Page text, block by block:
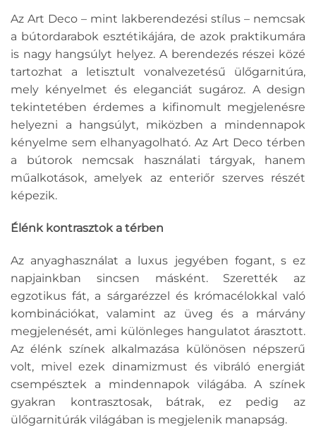
Az Art Deco – mint lakberendezési stílus – nemcsak
a bútordarabok esztétikájára, de azok praktikumára
is nagy hangsúlyt helyez. A berendezés részei közé
tartozhat a letisztult vonalvezetésű ülőgarnitúra,
mely kényelmet és eleganciát sugároz. A design
tekintetében érdemes a kifinomult megjelenésre
helyezni a hangsúlyt, miközben a mindennapok
kényelme sem elhanyagolható. Az Art Deco térben
a bútorok nemcsak használati tárgyak, hanem
műalkotások, amelyek az enteriőr szerves részét
képezik.
Élénk kontrasztok a térben
Az anyaghasználat a luxus jegyében fogant, s ez
napjainkban sincsen másként. Szerették az
egzotikus fát, a sárgarézzel és krómacélokkal való
kombinációkat, valamint az üveg és a márvány
megjelenését, ami különleges hangulatot árasztott.
Az élénk színek alkalmazása különösen népszerű
volt, mivel ezek dinamizmust és vibráló energiát
csempésztek a mindennapok világába. A színek
gyakran kontrasztosak, bátrak, ez pedig az
ülőgarnitúrák világában is megjelenik manapság.